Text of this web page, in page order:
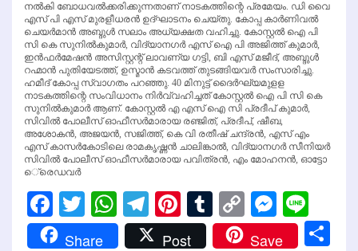
നല്‍കി ബോധവല്‍ക്കരിക്കുന്നതാണ് നാടകത്തിന്റെ പ്രമേയം. ഡി വൈ
എസ് പി എസ് മുരളീധരന്‍ ഉദ്ഘാടനം ചെയ്തു. കോപ്പ കാര്‍ണിവല്‍
ചെയര്‍മാന്‍ അബ്ദുള്‍ സലാം അധ്യക്ഷത വഹിച്ചു. കോസ്റ്റല്‍ ഐ പി
സി കെ സുനില്‍കുമാര്‍, വിദ്യാനഗര്‍ എസ് ഐ പി അജിത്ത് കുമാര്‍,
ഇന്‍ഫര്‍മേഷന്‍ അസിസ്റ്റന്റ് ലാവണ്യ ഗട്ടി, ബി എസ് മജീദ്, അബ്ദുള്‍
റഹ്മാന്‍ പുതിയേടത്ത്, ഉസ്മാന്‍ കടവത്ത് തുടങ്ങിയവര്‍ സംസാരിച്ചു.
ഹമീദ് കോപ്പ സ്വാഗതം പറഞ്ഞു. 40 മിനുട്ട് ദൈര്‍ഘ്യമുളള
നാടകത്തിന്റെ സംവിധാനം നിര്‍വ്വഹിച്ചത് കോസ്റ്റല്‍ ഐ പി സി കെ
സുനില്‍കുമാര്‍ ആണ്. കോസ്റ്റല്‍ എ എസ് ഐ സി പ്രദീപ് കുമാര്‍,
സിവില്‍ പോലീസ് ഓഫീസര്‍മാരായ രഞ്ജിത്, പ്രദീപ്, ഷീബ,
അശോകന്‍, അജയന്‍, സജിത്ത്, കെ വി രതീഷ് ചന്ദ്രന്‍, എസ് എം
എസ് കാസര്‍കോടിലെ രാമകൃഷ്ണന്‍ ചാലിങ്കാല്‍, വിദ്യാനഗര്‍ സീനിയര്‍
സിവില്‍ പോലീസ് ഓഫീസര്‍മാരായ പവിത്രന്‍, എം മോഹനന്‍, ഓട്ടോ
െ്രെഡവര്‍
Facebook
TwitterWhatsApp
Telegram
Pinterest
Tumblr
Copy
Link
Share Post Save